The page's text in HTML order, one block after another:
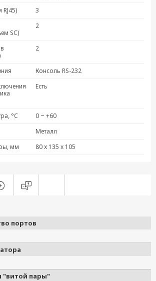
3
SC)
2
2
Консоль RS-232
Есть
°C
0 ~ +60
Металл
мм
80 x 135 x 105
портов
"витой пары"